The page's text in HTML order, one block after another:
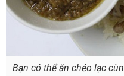
Bạn có thể ăn chẻo lạc